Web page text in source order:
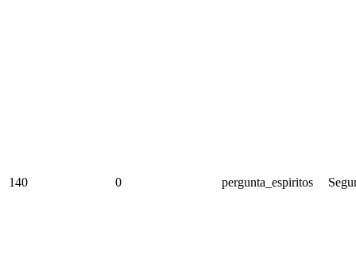
140 0 pergunta_espiritos